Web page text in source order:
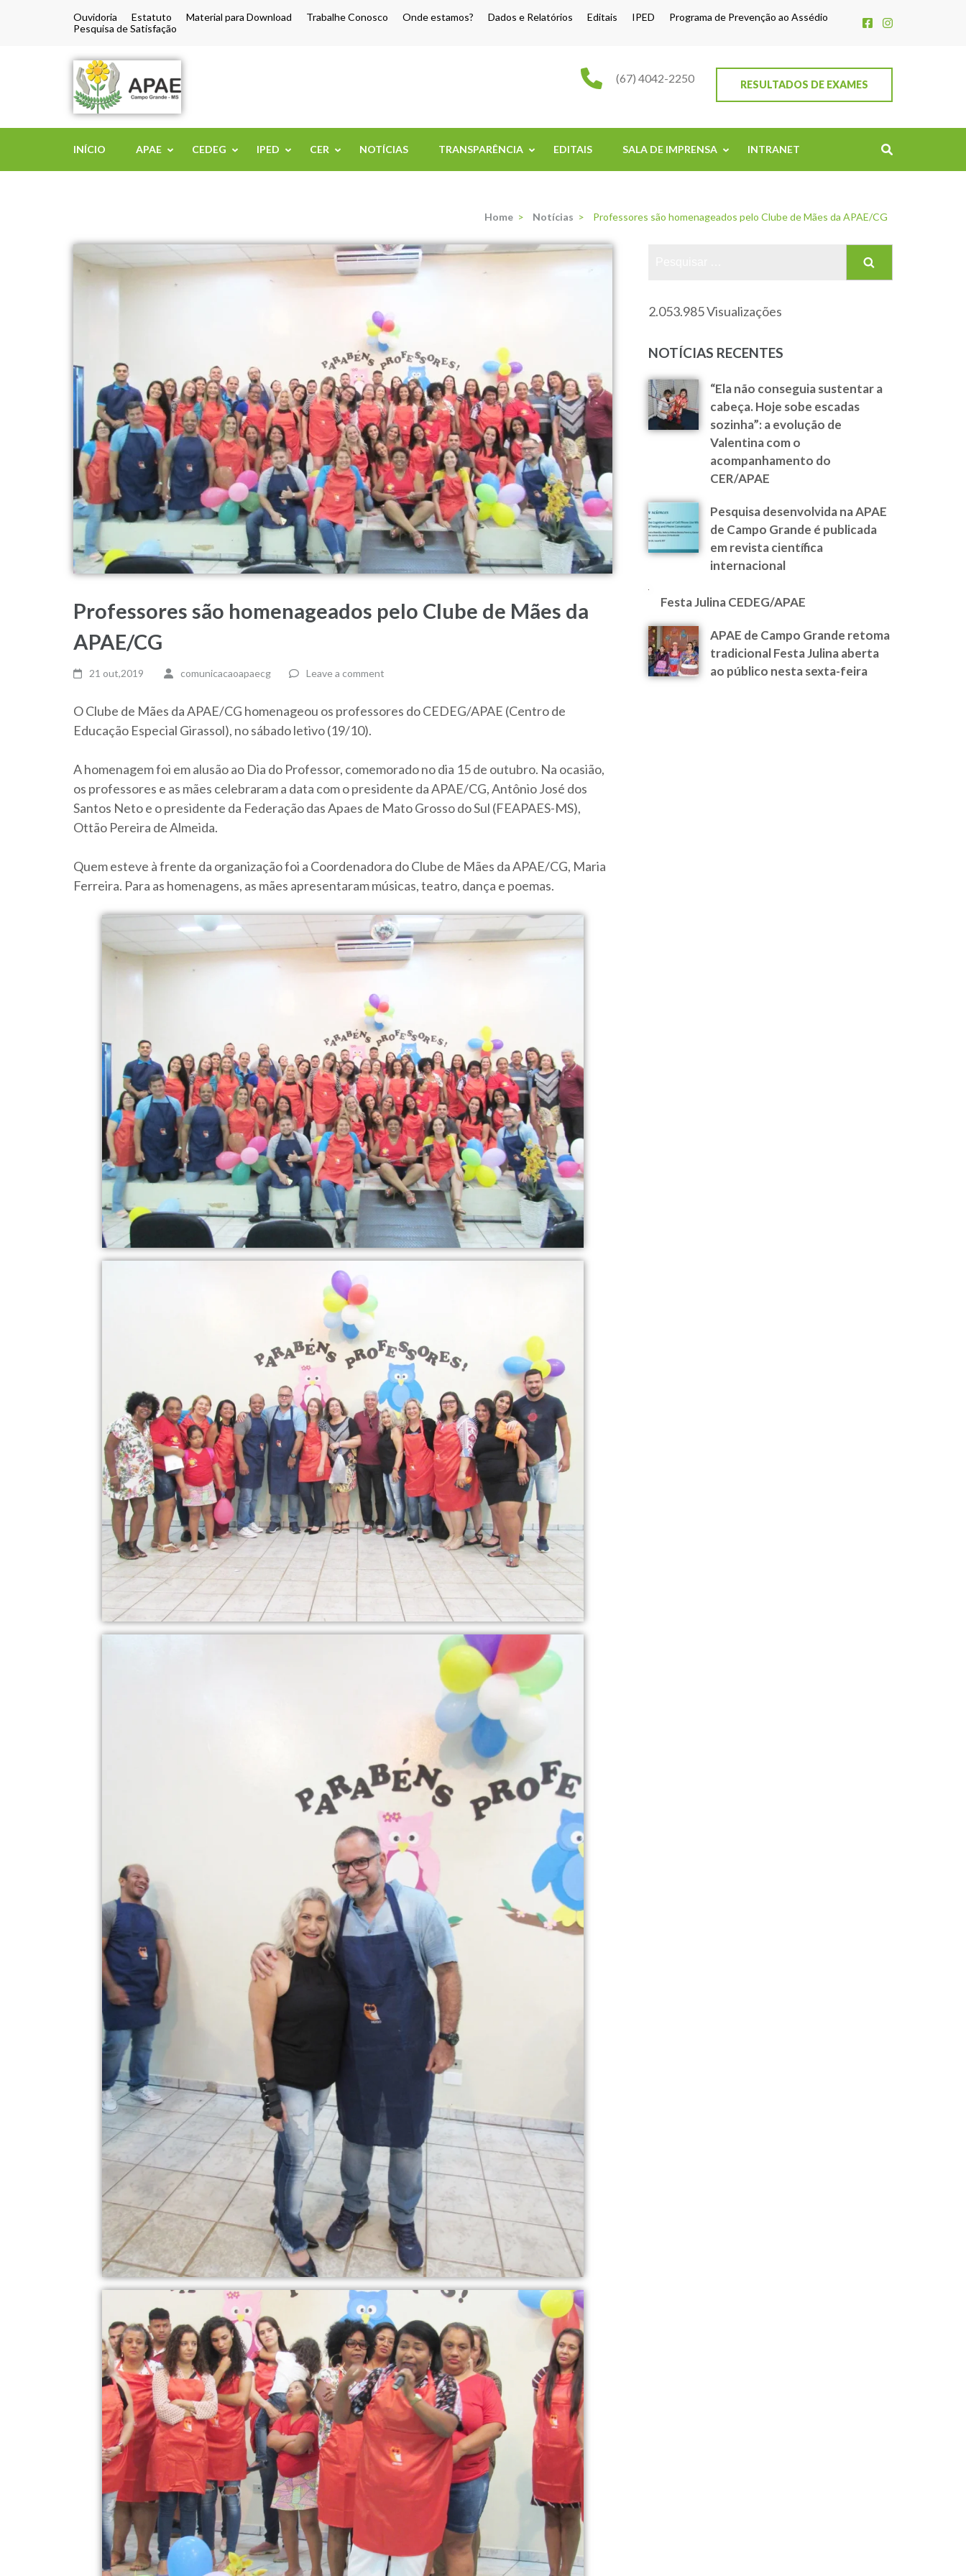
Ouvidoria Estatuto Material para Download Trabalhe Conosco Onde estamos? Dados e Relatórios Editais IPED
Programa de Prevenção ao Assédio
Pesquisa de Satisfação
RESULTADOS DE EXAMES
(67) 4042-2250
INÍCIO APAE CEDEG IPED CER NOTÍCIAS TRANSPARÊNCIA EDITAIS SALA DE IMPRENSA INTRANET
Home > Notícias > Professores são homenageados pelo Clube de Mães da APAE/CG
Professores são homenageados pelo Clube de Mães da
APAE/CG
21 out,2019 comunicacaoapaecg Leave a comment
O Clube de Mães da APAE/CG homenageou os professores do CEDEG/APAE (Centro de
Educação Especial Girassol), no sábado letivo (19/10).
A homenagem foi em alusão ao Dia do Professor, comemorado no dia 15 de outubro. Na ocasião,
os professores e as mães celebraram a data com o presidente da APAE/CG, Antônio José dos
Santos Neto e o presidente da Federação das Apaes de Mato Grosso do Sul (FEAPAES-MS),
Ottão Pereira de Almeida.
Quem esteve à frente da organização foi a Coordenadora do Clube de Mães da APAE/CG, Maria
Ferreira. Para as homenagens, as mães apresentaram músicas, teatro, dança e poemas.
2.053.985 Visualizações
NOTÍCIAS RECENTES
“Ela não conseguia sustentar a
cabeça. Hoje sobe escadas
sozinha”: a evolução de
Valentina com o
acompanhamento do
CER/APAE
Pesquisa desenvolvida na APAE
de Campo Grande é publicada
em revista científica
internacional
Festa Julina CEDEG/APAE
APAE de Campo Grande retoma
tradicional Festa Julina aberta
ao público nesta sexta-feira